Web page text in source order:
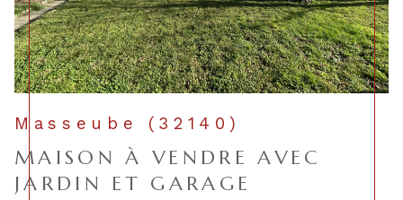
Masseube (32140)
MAISON À VENDRE AVEC
JARDIN ET GARAGE